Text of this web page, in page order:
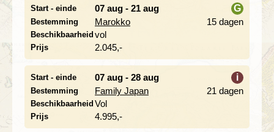
Start - einde 07 aug - 21 aug
Bestemming Marokko
G
15 dagen
Beschikbaarheid vol
Prijs 2.045,-
Start - einde 07 aug - 28 aug
Bestemming Family Japan
i
21 dagen
Beschikbaarheid Vol
Prijs 4.995,-